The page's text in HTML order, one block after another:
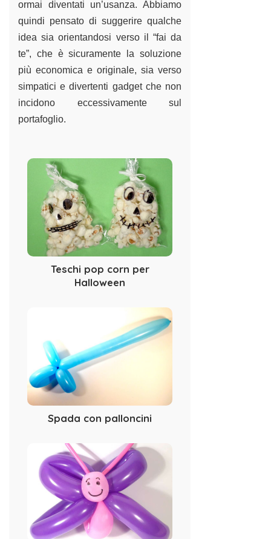
ormai diventati un’usanza. Abbiamo
quindi pensato di suggerire qualche
idea sia orientandosi verso il “fai da
te”, che è sicuramente la soluzione
più economica e originale, sia verso
simpatici e divertenti gadget che non
incidono eccessivamente sul
portafoglio.
Teschi pop corn per
Halloween
Spada con palloncini